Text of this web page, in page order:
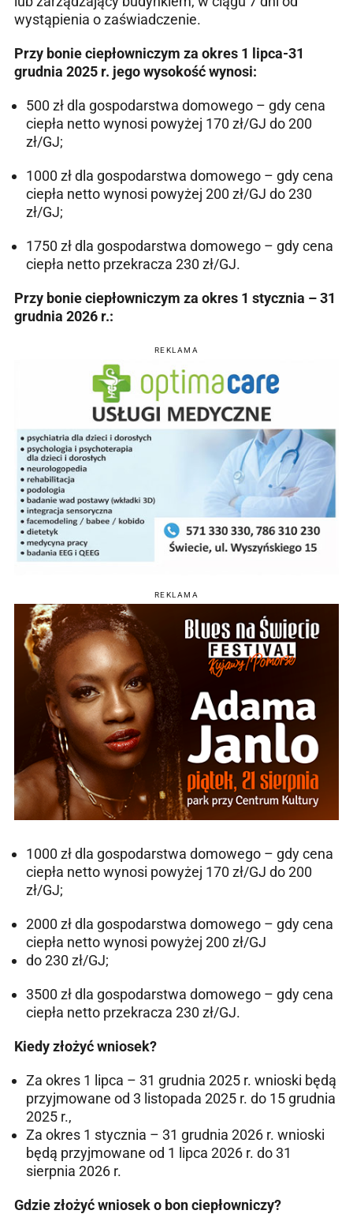
wystąpienia o zaświadczenie.
Przy bonie ciepłowniczym za okres 1 lipca-31
grudnia 2025 r. jego wysokość wynosi:
500 zł dla gospodarstwa domowego – gdy cena
ciepła netto wynosi powyżej 170 zł/GJ do 200
zł/GJ;
1000 zł dla gospodarstwa domowego – gdy cena
ciepła netto wynosi powyżej 200 zł/GJ do 230
zł/GJ;
1750 zł dla gospodarstwa domowego – gdy cena
ciepła netto przekracza 230 zł/GJ.
Przy bonie ciepłowniczym za okres 1 stycznia – 31
grudnia 2026 r.:
REKLAMA
REKLAMA
1000 zł dla gospodarstwa domowego – gdy cena
ciepła netto wynosi powyżej 170 zł/GJ do 200
zł/GJ;
2000 zł dla gospodarstwa domowego – gdy cena
ciepła netto wynosi powyżej 200 zł/GJ
do 230 zł/GJ;
3500 zł dla gospodarstwa domowego – gdy cena
ciepła netto przekracza 230 zł/GJ.
Kiedy złożyć wniosek?
Za okres 1 lipca – 31 grudnia 2025 r. wnioski będą
przyjmowane od 3 listopada 2025 r. do 15 grudnia
2025 r.,
Za okres 1 stycznia – 31 grudnia 2026 r. wnioski
będą przyjmowane od 1 lipca 2026 r. do 31
sierpnia 2026 r.
Gdzie złożyć wniosek o bon ciepłowniczy?